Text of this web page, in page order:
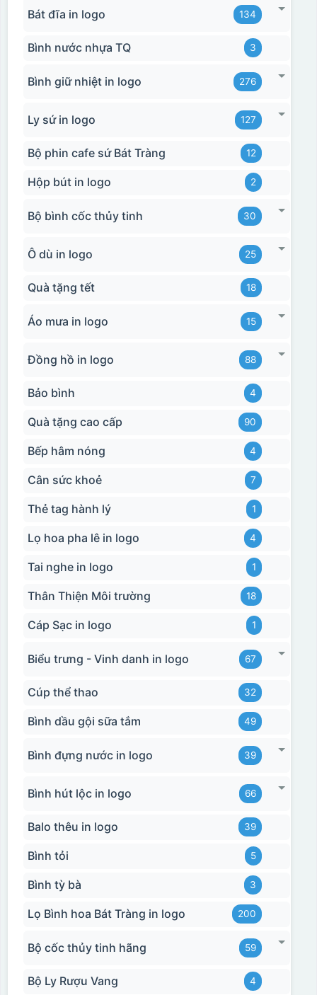
Hộp xi biểu trưng
Bát đĩa in logo 134
Bình nước nhựa TQ 3
Bình giữ nhiệt in logo 276
Ly sứ in logo 127
Bộ phin cafe sứ Bát Tràng 12
Hộp bút in logo 2
Bộ bình cốc thủy tinh 30
Ô dù in logo 25
Quà tặng tết 18
Áo mưa in logo 15
Đồng hồ in logo 88
Bảo bình 4
Quà tặng cao cấp 90
Bếp hâm nóng 4
Cân sức khoẻ 7
Thẻ tag hành lý 1
Lọ hoa pha lê in logo 4
Tai nghe in logo 1
Thân Thiện Môi trường 18
Cáp Sạc in logo 1
Biểu trưng - Vinh danh in logo 67
Cúp thể thao 32
Bình dầu gội sữa tắm 49
Bình đựng nước in logo 39
Bình hút lộc in logo 66
Balo thêu in logo 39
Bình tỏi 5
Bình tỳ bà 3
Lọ Bình hoa Bát Tràng in logo 200
Bộ cốc thủy tinh hãng 59
Bộ Ly Rượu Vang 4